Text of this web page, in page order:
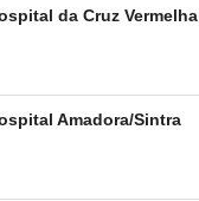
da Cruz Vermelha
Amadora/Sintra